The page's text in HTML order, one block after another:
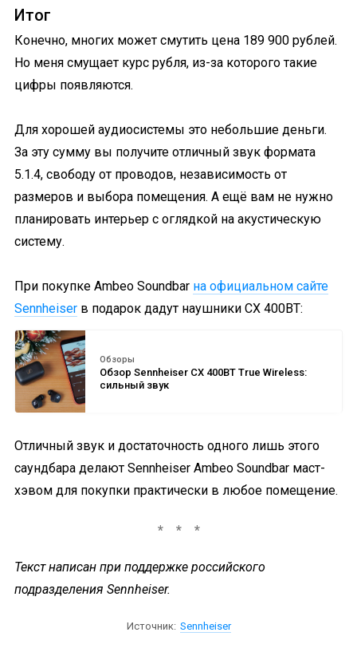
Итог
Конечно, многих может смутить цена 189 900 рублей.
Но меня смущает курс рубля, из-за которого такие
цифры появляются.
Для хорошей аудиосистемы это небольшие деньги.
За эту сумму вы получите отличный звук формата
5.1.4, свободу от проводов, независимость от
размеров и выбора помещения. А ещё вам не нужно
планировать интерьер с оглядкой на акустическую
систему.
При покупке Ambeo Soundbar на официальном сайте
Sennheiser в подарок дадут наушники CX 400BT:
Обзоры
Обзор Sennheiser CX 400BT True Wireless:
сильный звук
Отличный звук и достаточность одного лишь этого
саундбара делают Sennheiser Ambeo Soundbar маст-
хэвом для покупки практически в любое помещение.
Текст написан при поддержке российского
подразделения Sennheiser.
Источник: Sennheiser